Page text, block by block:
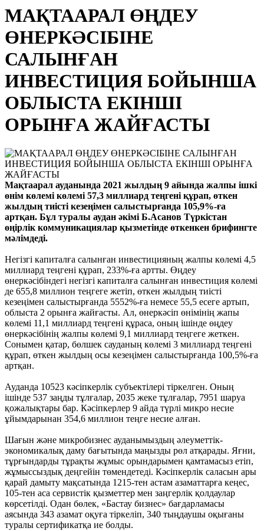
МАҚТААРАЛ ӨҢДЕУ
ӨНЕРКӘСІБІНЕ
САЛЫНҒАН
ИНВЕСТИЦИЯ БОЙЫНША
ОБЛЫСТА ЕКІНШІ
ОРЫНҒА ЖАЙҒАСТЫ
Мақтаарал ауданында 2021 жылдың 9 айында жалпы ішкі
өнім көлемі көлемі 57,3 миллиард теңгені құрап, өткен
жылдың тиісті кезеңімен салыстырғанда 105,9%-ға
артқан. Бұл туралы аудан әкімі Б.Асанов Түркістан
өңірлік коммуникациялар қызметінде өткенкен брифингте
мәлімдеді.
Негізгі капиталға салынған инвестицияның жалпы көлемі 4,5
миллиард теңгені құрап, 233%-ға артты. Өңдеу
өнеркәсібіндегі негізгі капиталға салынған инвестиция көлемі
де 655,8 миллион теңгеге жетіп, өткен жылдың тиісті
кезеңімен салыстырғанда 5552%-ға немесе 55,5 есеге артып,
облыста 2 орынға жайғасты. Ал, өнеркәсіп өнімінің жапы
көлемі 11,1 миллиард теңгені құраса, оның ішінде өңдеу
өнеркәсібінің жалпы көлемі 9,1 миллиард теңгеге жеткен.
Сонымен қатар, бөлшек сауданың көлемі 3 миллиард теңгені
құрап, өткен жылдың осы кезеңімен салыстырғанда 100,5%-ға
артқан.
Ауданда 10523 кәсіпкерлік субъектілері тіркелген. Оның
ішінде 537 заңды тұлғалар, 2035 жеке тұлғалар, 7951 шаруа
қожалықтары бар. Кәсіпкерлер 9 айда түрлі микро несие
ұйымдарынан 354,6 миллион теңге несие алған.
Шағын және микробизнес ауданымыздың әлеуметтік-
экономикалық даму бағытында маңызды рөл атқарады. Яғни,
тұрғындарды тұрақты жұмыс орындарымен қамтамасыз етіп,
жұмыссыздық деңгейін төмендетеді. Кәсіпкерлік саласын ары
қарай дамыту мақсатында 1215-тен астам азаматтарға кеңес,
105-тен аса сервистік қызметтер мен заңгерлік қолдаулар
көрсетілді. Одан бөлек, «Бастау бизнес» бағдарламасы
аясында 343 азамат оқуға тіркеліп, 340 тыңдаушы оқығаны
туралы сертификатқа ие болды.